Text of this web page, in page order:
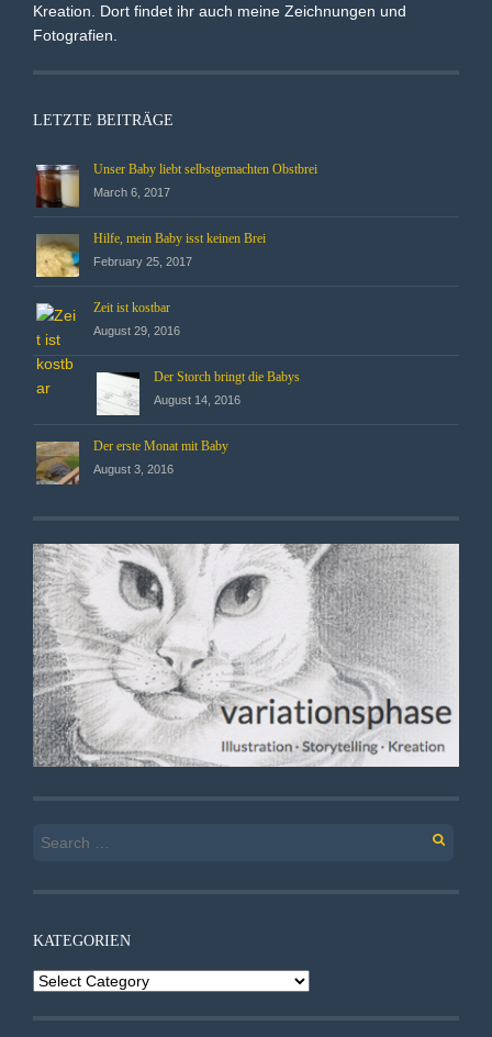
Kreation. Dort findet ihr auch meine Zeichnungen und
Fotografien.
LETZTE BEITRÄGE
Unser Baby liebt selbstgemachten Obstbrei
March 6, 2017
Hilfe, mein Baby isst keinen Brei
February 25, 2017
Zeit ist kostbar
August 29, 2016
Der Storch bringt die Babys
August 14, 2016
Der erste Monat mit Baby
August 3, 2016
Search
KATEGORIEN
Kategorien